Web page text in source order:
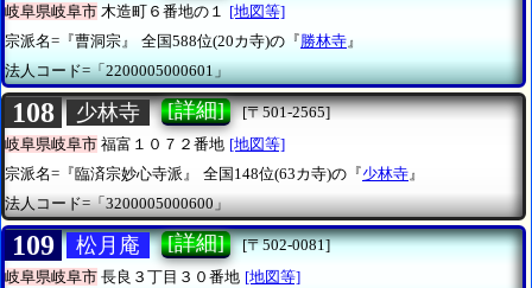
岐阜県岐阜市 木造町６番地の１
[地図等]
宗派名=『曹洞宗』
全国588位(20カ寺)の『 勝林寺 』
法人コード=「2200005000601」
108 少林寺 [詳細]
[〒501-2565]
岐阜県岐阜市 福富１０７２番地 [地図等]
宗派名=『臨済宗妙心寺派』
全国148位(63カ寺)の『少林寺』
法人コード=「3200005000600」
109 松月庵 [詳細]
[〒502-0081]
岐阜県岐阜市 長良３丁目３０番地 [地図等]